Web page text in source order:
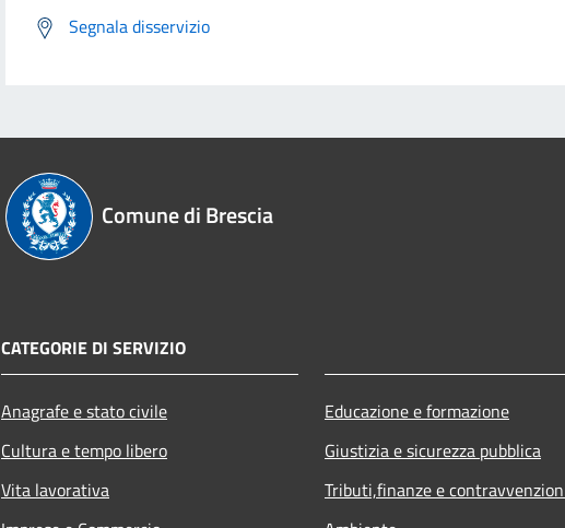
Segnala disservizio
Comune di Brescia
CATEGORIE DI SERVIZIO
Anagrafe e stato civile
Cultura e tempo libero
Vita lavorativa
Educazione e formazione
Giustizia e sicurezza pubblica
Tributi,finanze e